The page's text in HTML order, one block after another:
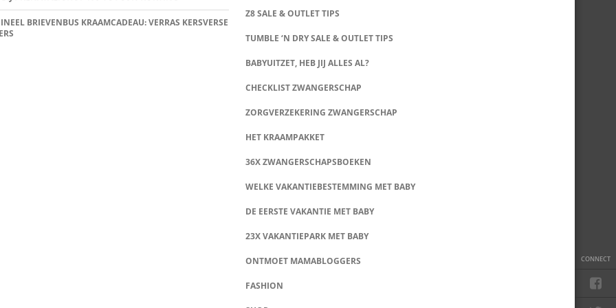
CONNECT
BRIEVENBUS KRAAMCADEAU: VERRAS KERSVERSE
Z8 SALE & OUTLET TIPS
TUMBLE ‘N DRY SALE & OUTLET TIPS
BABYUITZET, HEB JIJ ALLES AL?
CHECKLIST ZWANGERSCHAP
ZORGVERZEKERING ZWANGERSCHAP
HET KRAAMPAKKET
36X ZWANGERSCHAPSBOEKEN
WELKE VAKANTIEBESTEMMING MET BABY
DE EERSTE VAKANTIE MET BABY
23X VAKANTIEPARK MET BABY
ONTMOET MAMABLOGGERS
FASHION